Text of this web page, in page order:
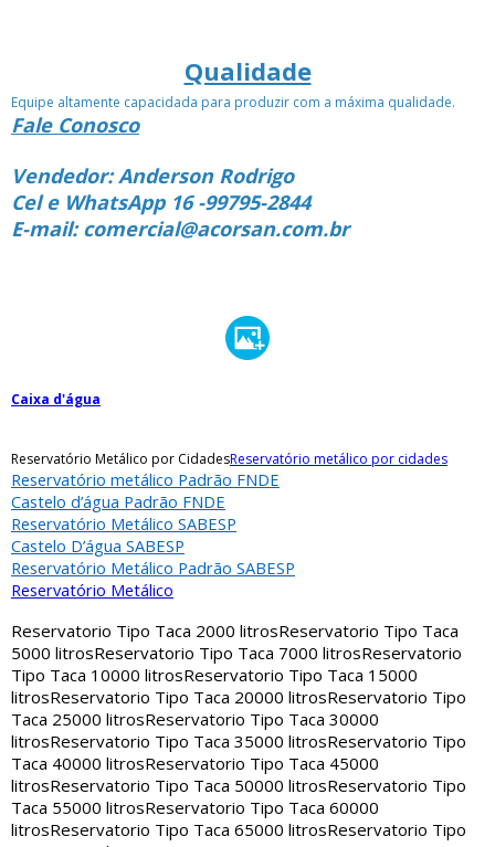
Qualidade
Equipe altamente capacidada para produzir com a máxima qualidade.
Fale Conosco
Vendedor: Anderson Rodrigo
Cel e WhatsApp 16 -99795-2844
E-mail: comercial@acorsan.com.br
Caixa d'água
Reservatório Metálico por CidadesReservatório metálico por cidades
Reservatório metálico Padrão FNDE
Castelo d’água Padrão FNDE
Reservatório Metálico SABESP
Castelo D’água SABESP
Reservatório Metálico Padrão SABESP
Reservatório Metálico
Reservatorio Tipo Taca 2000 litrosReservatorio Tipo Taca
5000 litrosReservatorio Tipo Taca 7000 litrosReservatorio
Tipo Taca 10000 litrosReservatorio Tipo Taca 15000
litrosReservatorio Tipo Taca 20000 litrosReservatorio Tipo
Taca 25000 litrosReservatorio Tipo Taca 30000
litrosReservatorio Tipo Taca 35000 litrosReservatorio Tipo
Taca 40000 litrosReservatorio Tipo Taca 45000
litrosReservatorio Tipo Taca 50000 litrosReservatorio Tipo
Taca 55000 litrosReservatorio Tipo Taca 60000
litrosReservatorio Tipo Taca 65000 litrosReservatorio Tipo